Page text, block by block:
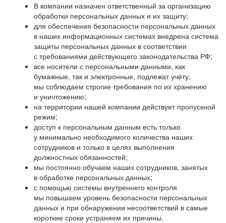
В компании назначен ответственный за организацию
обработки персональных данных и их защиту;
для обеспечения безопасности персональных данных
в наших информационных системах внедрена система
защиты персональных данных в соответствии
с требованиями действующего законодательства РФ;
все носители с персональными данными, как
бумажные, так и электронные, подлежат учёту,
мы соблюдаем строгие требования по их хранению
и уничтожению;
на территории нашей компании действует пропускной
режим;
доступ к персональным данным есть только
у минимально необходимого количества наших
сотрудников и только в целях выполнения
должностных обязанностей;
мы постоянно обучаем наших сотрудников, занятых
в обработке персональных данных;
с помощью системы внутреннего контроля
мы повышаем уровень безопасности персональных
данных и при обнаружении несоответствий в самые
короткие сроки устраняем их причины.